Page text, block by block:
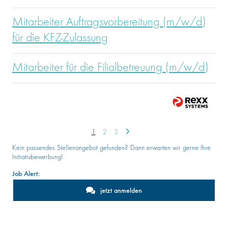
Mitarbeiter Auftragsvorbereitung (m/w/d)
für die KFZ-Zulassung
Mitarbeiter für die Filialbetreuung (m/w/d)
1 2 3
Kein passendes Stellenangebot gefunden? Dann erwarten wir gerne Ihre
Initiativbewerbung!
Job Alert:
jetzt anmelden